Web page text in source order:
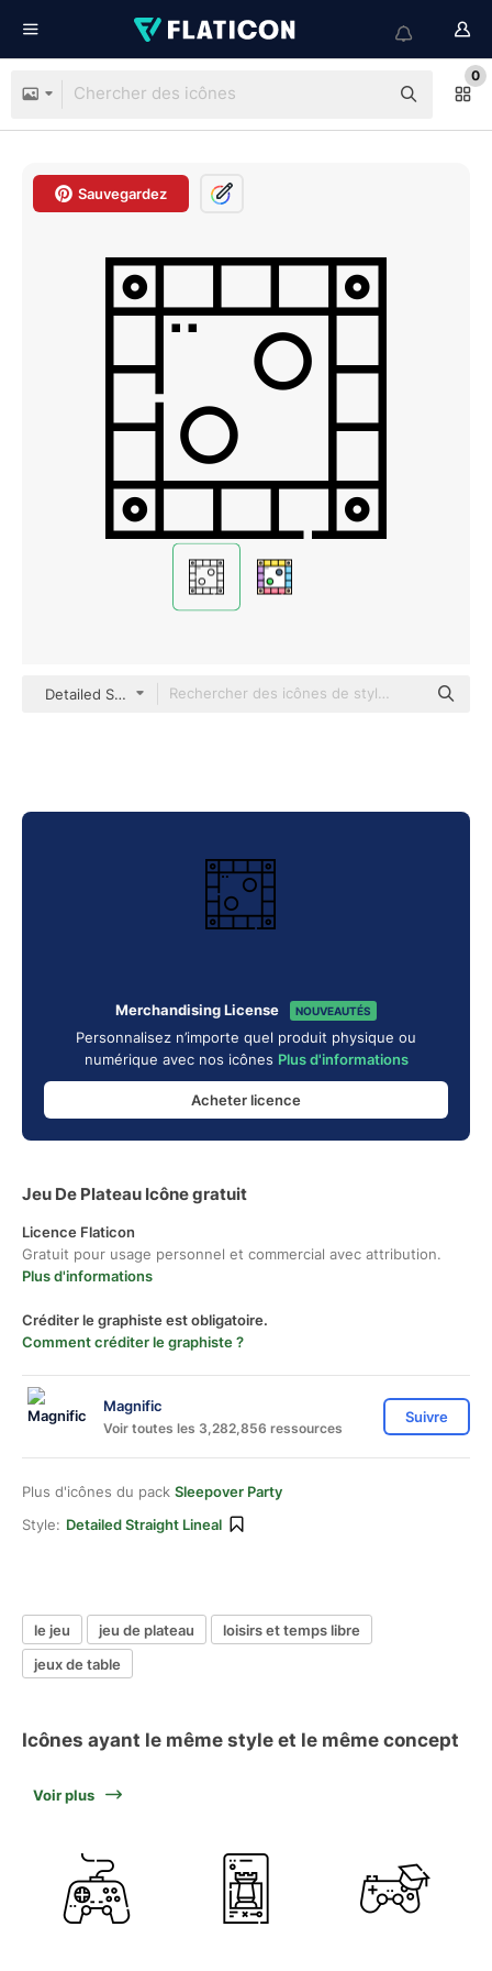
0
Sauvegardez
Detailed Straight Lineal
Merchandising License NOUVEAUTÉS
Personnalisez n’importe quel produit physique ou
numérique avec nos icônes Plus d'informations
Acheter licence
Jeu De Plateau Icône gratuit
Licence Flaticon
Gratuit pour usage personnel et commercial avec attribution.
Plus d'informations
Créditer le graphiste est obligatoire.
Comment créditer le graphiste ?
Magnific
Voir toutes les 3,282,856 ressources
Suivre
Plus d'icônes du pack Sleepover Party
Style: Detailed Straight Lineal
le jeu jeu de plateau
loisirs et temps libre
jeux de table
Icônes ayant le même style et le même concept
Voir plus